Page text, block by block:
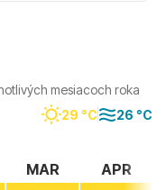
mesiacoch roka
29 °C 26 °C
MAR
APR